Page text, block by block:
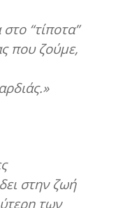
“τίποτα”
που ζούμε,
στην ζωή
των